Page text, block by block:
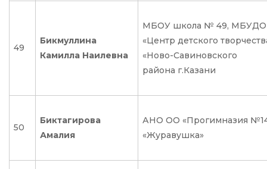
49
Бикмуллина
Камилла Наилевна
МБОУ школа № 49, МБУДО
«Центр детского
«Ново-Савиновского
района г.Казани
50
Биктагирова
Амалия
АНО ОО «Прогимназия
«Журавушка»